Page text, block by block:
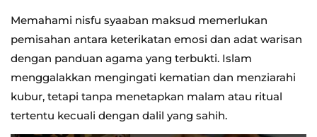
Memahami nisfu syaaban maksud memerlukan
pemisahan antara keterikatan emosi dan adat warisan
dengan panduan agama yang terbukti. Islam
menggalakkan mengingati kematian dan menziarahi
kubur, tetapi tanpa menetapkan malam atau ritual
tertentu kecuali dengan dalil yang sahih.